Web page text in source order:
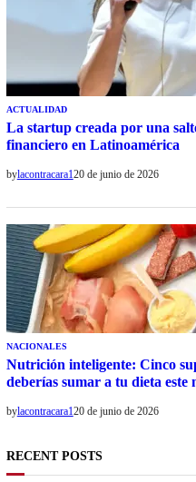
ACTUALIDAD
La startup creada por una
financiero en Latinoamérica
bylacontracara120 de junio de 2026
NACIONALES
Nutrición inteligente: Cinco
deberías sumar a tu dieta este
bylacontracara120 de junio de 2026
RECENT POSTS